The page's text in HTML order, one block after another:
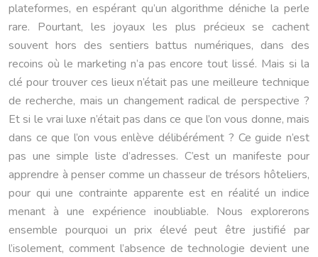
plateformes, en espérant qu’un algorithme déniche la perle
rare. Pourtant, les joyaux les plus précieux se cachent
souvent hors des sentiers battus numériques, dans des
recoins où le marketing n’a pas encore tout lissé. Mais si la
clé pour trouver ces lieux n’était pas une meilleure technique
de recherche, mais un changement radical de perspective ?
Et si le vrai luxe n’était pas dans ce que l’on vous donne, mais
dans ce que l’on vous enlève délibérément ? Ce guide n’est
pas une simple liste d’adresses. C’est un manifeste pour
apprendre à penser comme un chasseur de trésors hôteliers,
pour qui une contrainte apparente est en réalité un indice
menant à une expérience inoubliable. Nous explorerons
ensemble pourquoi un prix élevé peut être justifié par
l’isolement, comment l’absence de technologie devient une